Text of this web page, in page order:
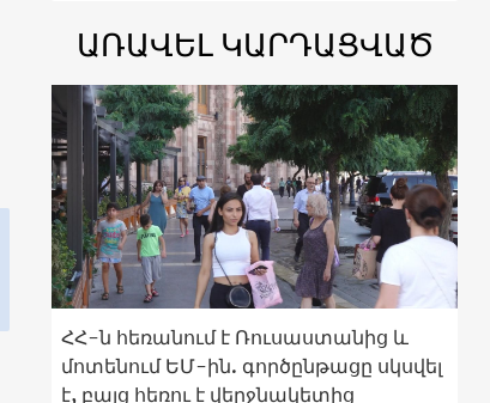
ԱՌԱՎԵԼ ԿԱՐԴԱՑՎԱԾ
ՀՀ-ն հեռանում է Ռուսաստանից և
մոտենում ԵՄ-ին. գործընթացը սկսվել
է, բայց հեռու է վերջնակետից